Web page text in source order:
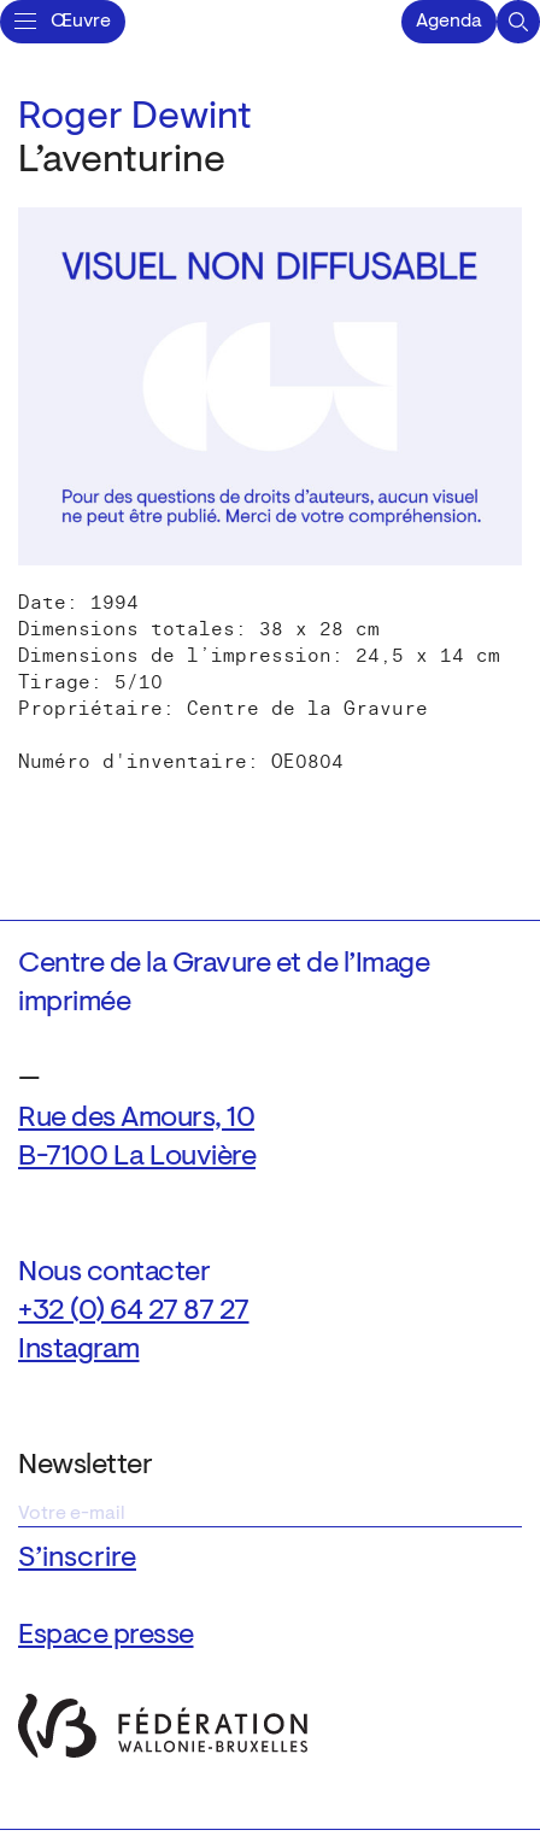
Œuvre Agenda
Roger Dewint
L’aventurine
Date: 1994
Dimensions totales: 38 x 28 cm
Dimensions de l’impression: 24,5 x 14 cm
Tirage: 5/10
Propriétaire: Centre de la Gravure
Numéro d'inventaire: OE0804
Centre de la Gravure et de l’Image
imprimée
—
Rue des Amours, 10
B-7100 La Louvière
Nous contacter
+32 (0) 64 27 87 27
Instagram
Newsletter
Espace presse